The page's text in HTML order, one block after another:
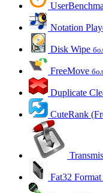
Notation
Disk Wipe
FreeMove
Duplicate
CuteRank
Fat32 Format